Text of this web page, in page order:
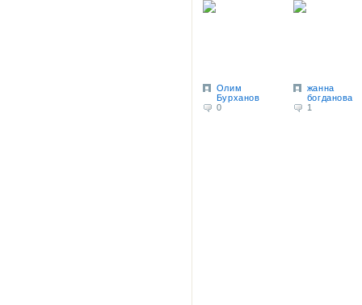
Олим
Бурханов
0
жанна
богданова
1